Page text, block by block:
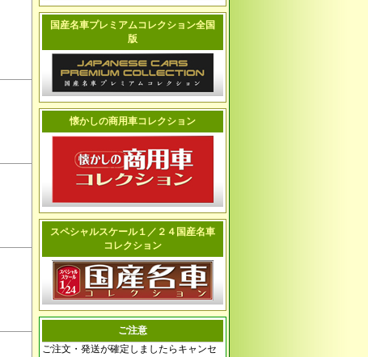
国産名車プレミアムコレクション全国
版
懐かしの商用車コレクション
スペシャルスケール１／２４国産名車
コレクション
ご注意
ご注文・発送が確定しましたらキャンセ